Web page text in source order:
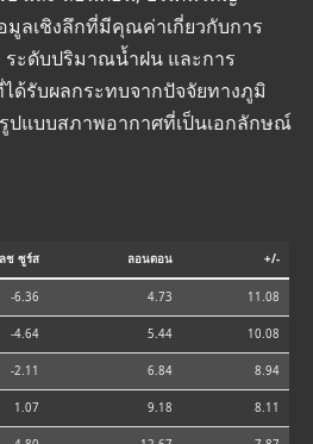
มูลเชิงลึกที่มีคุณค่าเกี่ยวกับการ
ะดับปริมาณน้ำฝน และการ
ด้รับผลกระทบจากปัจจัยทางภูมิ
ปแบบสภาพอากาศที่เป็นเอกลักษณ์
ช ซูร์ส ลอนดอน +/-
-6.36 4.73 11.08
-4.64 5.44 10.08
-2.11 6.84 8.94
1.07 9.18 8.11